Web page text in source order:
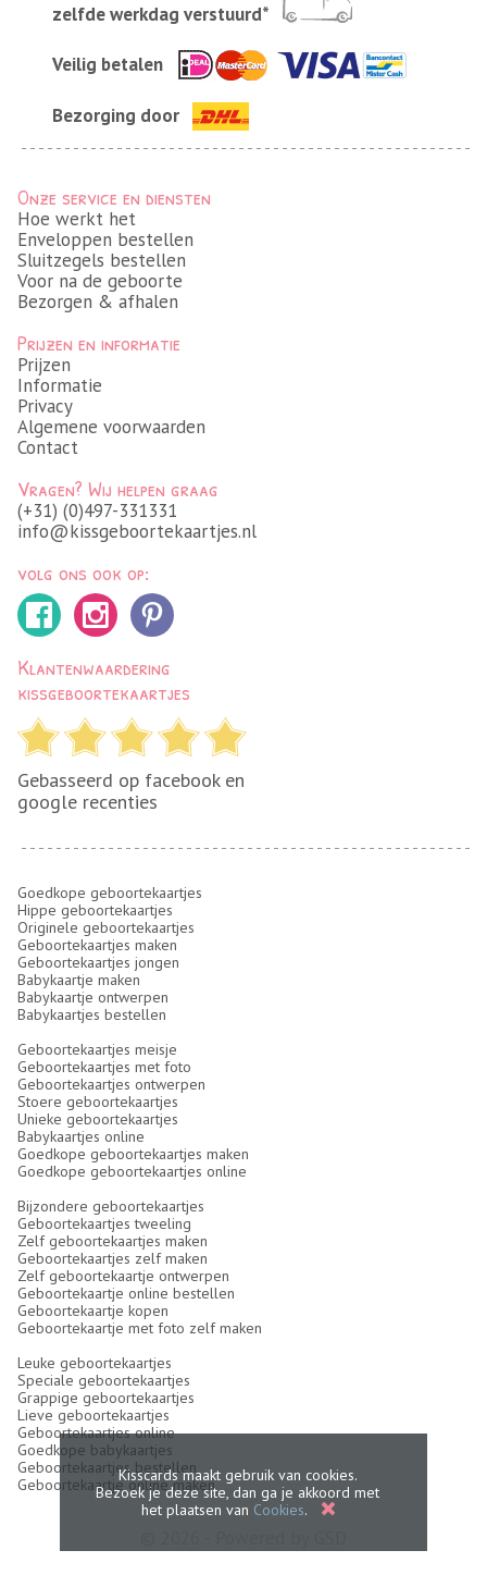
zelfde werkdag verstuurd*
Veilig betalen
Bezorging door
Onze service en diensten
Hoe werkt het
Enveloppen bestellen
Sluitzegels bestellen
Voor na de geboorte
Bezorgen & afhalen
Prijzen en informatie
Prijzen
Informatie
Privacy
Algemene voorwaarden
Contact
Vragen? Wij helpen graag
(+31) (0)497-331331
info@kissgeboortekaartjes.nl
volg ons ook op:
Klantenwaardering
kissgeboortekaartjes
Gebasseerd op facebook en
google recenties
Goedkope geboortekaartjes
Hippe geboortekaartjes
Originele geboortekaartjes
Geboortekaartjes maken
Geboortekaartjes jongen
Babykaartje maken
Babykaartje ontwerpen
Babykaartjes bestellen
Geboortekaartjes meisje
Geboortekaartjes met foto
Geboortekaartjes ontwerpen
Stoere geboortekaartjes
Unieke geboortekaartjes
Babykaartjes online
Goedkope geboortekaartjes maken
Goedkope geboortekaartjes online
Bijzondere geboortekaartjes
Geboortekaartjes tweeling
Zelf geboortekaartjes maken
Geboortekaartjes zelf maken
Zelf geboortekaartje ontwerpen
Geboortekaartje online bestellen
Geboortekaartje kopen
Geboortekaartje met foto zelf maken
Leuke geboortekaartjes
Speciale geboortekaartjes
Grappige geboortekaartjes
Lieve geboortekaartjes
Geboortekaartjes online
Goedkope babykaartjes
Geboortekaartjes bestellen
Geboortekaartje online makenKisscards maakt gebruik van cookies.
Bezoek je deze site, dan ga je akkoord met
het plaatsen van Cookies.